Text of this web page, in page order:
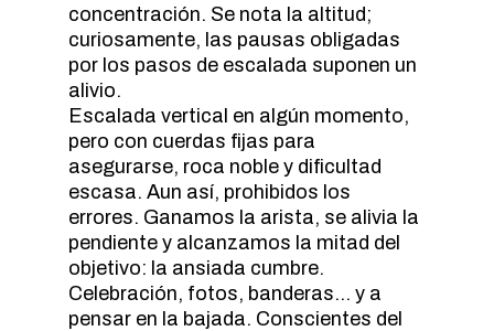
concentración. Se nota la altitud;
curiosamente, las pausas obligadas
por los pasos de escalada suponen un
alivio.
Escalada vertical en algún momento,
pero con cuerdas fijas para
asegurarse, roca noble y dificultad
escasa. Aun así, prohibidos los
errores. Ganamos la arista, se alivia la
pendiente y alcanzamos la mitad del
objetivo: la ansiada cumbre.
Celebración, fotos, banderas… y a
pensar en la bajada. Conscientes del